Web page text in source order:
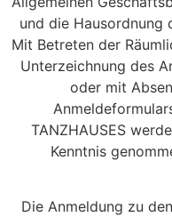
und die Hausordnung
Mit Betreten der
Unterzeichnung des
oder mit
TANZHAUSES
Kenntnis
Die Anmeldung zu